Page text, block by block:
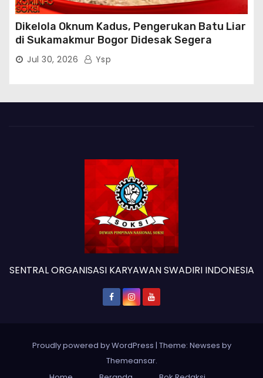
Dikelola Oknum Kadus, Pengerukan Batu Liar
di Sukamakmur Bogor Didesak Segera
Ditindak Hukum
Jul 30, 2026 Ysp
SENTRAL ORGANISASI KARYAWAN SWADIRI INDONESIA
Proudly powered by WordPress | Theme: Newses by
Themeansar.